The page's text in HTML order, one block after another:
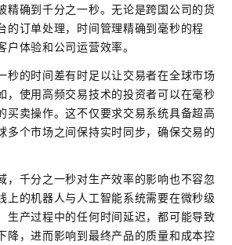
精确到千分之一秒。无论是跨国公司的货
的订单处理，时间管理精确到毫秒的程
体验和公司运营效率。
秒的时间差有时足以让交易者在全球市场
，使用高频交易技术的投资者可以在毫秒
买卖操作。这不仅要求交易系统具备超高
多个市场之间保持实时同步，确保交易的
，千分之一秒对生产效率的影响也不容忽
上的机器人与人工智能系统需要在微秒级
生产过程中的任何时间延迟，都可能导致
降，进而影响到最终产品的质量和成本控